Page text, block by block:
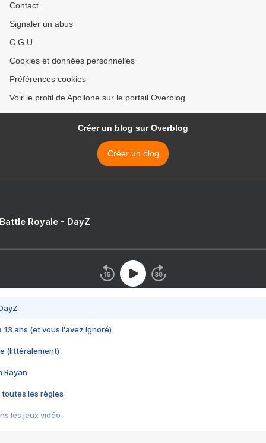
Contact
Signaler un abus
C.G.U.
Cookies et données personnelles
Préférences cookies
Voir le profil de Apollone sur le portail Overblog
Créer un blog sur Overblog
Créer un blog
Royale - DayZ
13 ans (et vous l'avez ignoré)
(littéralement)
Rayan
toutes les règles
les jeux vidéo